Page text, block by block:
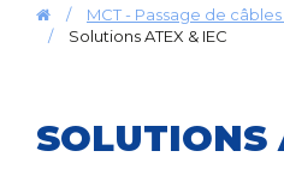
/ MCT - Passage de
/
Solutions ATEX & IEC
SOLUTIONS